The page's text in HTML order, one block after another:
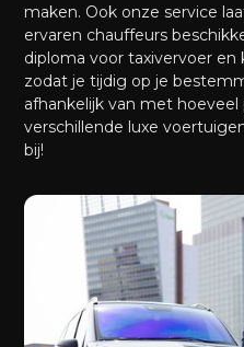
maken. Ook onze service
ervaren chauffeurs
diploma voor taxivervoer
zodat je tijdig op je
afhankelijk van met
verschillende luxe
bij!